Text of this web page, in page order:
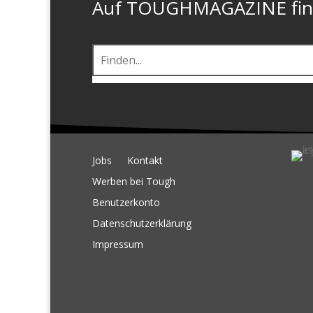
Auf TOUGHMAGAZINE
Jobs
Kontakt
Werben bei Tough
Benutzerkonto
Datenschutzerklärung
Impressum